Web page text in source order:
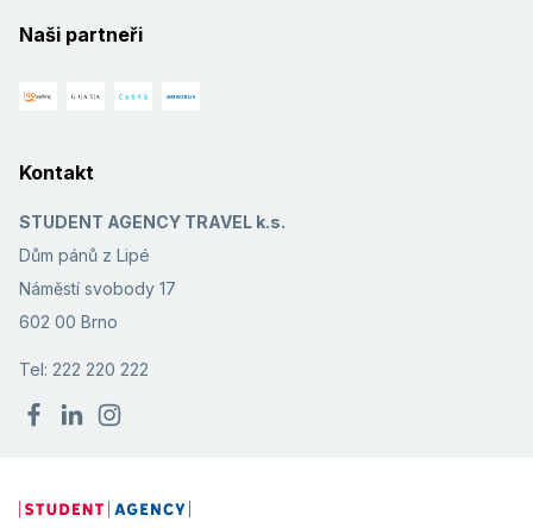
Naši partneři
Kontakt
STUDENT AGENCY TRAVEL k.s.
Dům pánů z Lipé
Náměstí svobody 17
602 00 Brno
Tel: 222 220 222